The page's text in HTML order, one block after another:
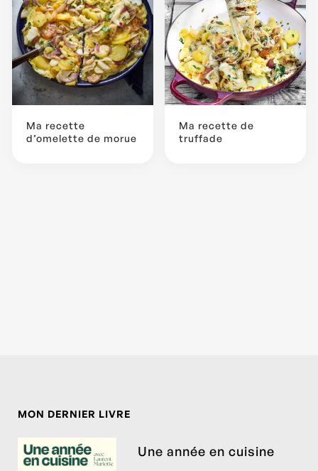
Ma recette
d’omelette de morue
Ma recette de
truffade
MON DERNIER LIVRE
Une année en cuisine